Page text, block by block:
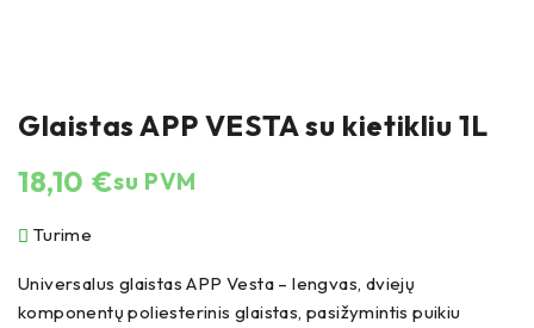
Glaistas APP VESTA su kietikliu 1L
18,10 €su PVM
Turime
Universalus glaistas APP Vesta – lengvas, dviejų
komponentų poliesterinis glaistas, pasižymintis puikiu